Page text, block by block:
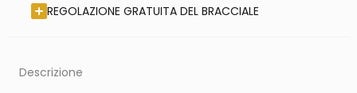
REGOLAZIONE GRATUITA DEL BRACCIALE
Descrizione